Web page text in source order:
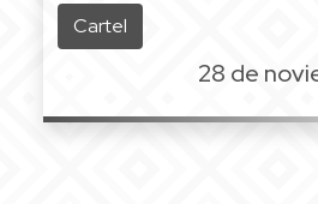
Cartel
28 de